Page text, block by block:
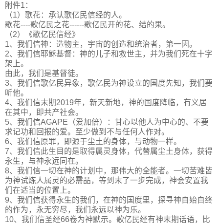
附件1：
（1）歌花：承认歌亿民信经的人。
歌花----歌亿民之花------歌亿民开的花、结的果。
（2）《歌亿民信经》
1、我们信神：造物主，宇宙的创造和统治者，第一因。
2、我们信耶稣基督：神的儿子和救世主，并为我们死在十字
架上。
由此，我们是基督徒。
3、我们信歌亿民异象，歌亿民为神设立的国度先知，我们要
听他。
4、我们信末期2019年，新天新地，神的国度降临，有义居
在其中，即共产社会。
5、我们信AGAPE（爱加倍）：甘心以他人为中心的、不要
求记功和回报的爱。至少做到不与任何人作对。
6、我们信原罪，即源于尘土的身体，与动物一样。
7、我们信此生目的是取得属灵身体，代替属尘土身体，获得
永生，与神永远同在。
8、我们信一切在神的计划中，那伟大的全能者。一切苦难皆
为神试炼人属灵的必需品，等到末了一步完成，神会安置我
们在适当的位置上。
9、我们信获得永生的我们，在神的国度里，探寻神自始自终
的作为，永无穷尽，我们永远以神为乐。
10、我们信圣经66卷为神默示。歌亿民经有神末期话语，比